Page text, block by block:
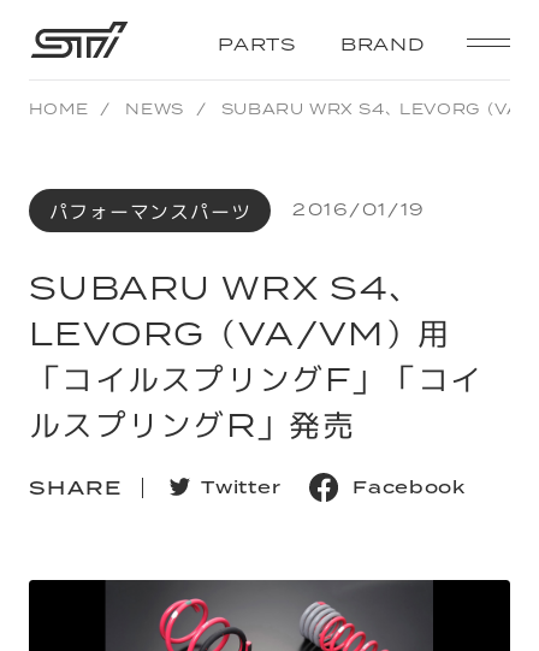
PARTS BRAND
HOME NEWS SUBARU WRX S4、LEVORG（VA/VM
パフォーマンスパーツ 2016/01/19
SUBARU WRX S4、
LEVORG（VA/VM）用
「コイルスプリングF」「コイ
ルスプリングR」発売
SHARE Twitter Facebook